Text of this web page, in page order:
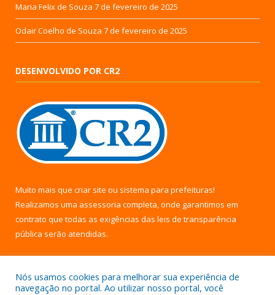
Maria Felix de Souza 7 de fevereiro de 2025
Odair Coelho de Souza 7 de fevereiro de 2025
DESENVOLVIDO POR CR2
Muito mais que criar site ou sistema para prefeituras!
Realizamos uma assessoria completa, onde garantimos em
contrato que todas as exigências das leis de transparência
pública serão atendidas.
Nós usamos cookies para melhorar sua experiência de
navegação no portal. Ao utilizar nosso portal, você